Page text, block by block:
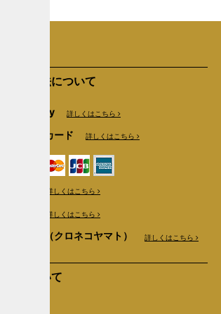
支払い方法について
Amazon Pay 詳しくはこちら
クレジットカード 詳しくはこちら
詳しくはこちら
詳しくはこちら
商品代引き（クロネコヤマト） 詳しくはこちら
返品について